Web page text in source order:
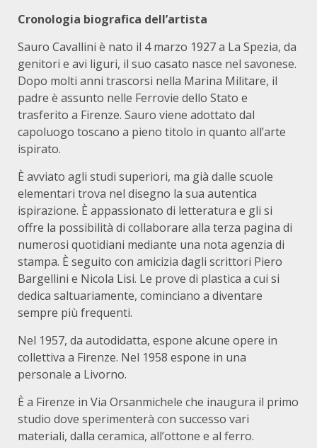
Cronologia biografica dell’artista
Sauro Cavallini è nato il 4 marzo 1927 a La Spezia, da
genitori e avi liguri, il suo casato nasce nel savonese.
Dopo molti anni trascorsi nella Marina Militare, il
padre è assunto nelle Ferrovie dello Stato e
trasferito a Firenze. Sauro viene adottato dal
capoluogo toscano a pieno titolo in quanto all’arte
ispirato.
È avviato agli studi superiori, ma già dalle scuole
elementari trova nel disegno la sua autentica
ispirazione. È appassionato di letteratura e gli si
offre la possibilità di collaborare alla terza pagina di
numerosi quotidiani mediante una nota agenzia di
stampa. È seguito con amicizia dagli scrittori Piero
Bargellini e Nicola Lisi. Le prove di plastica a cui si
dedica saltuariamente, cominciano a diventare
sempre più frequenti.
Nel 1957, da autodidatta, espone alcune opere in
collettiva a Firenze. Nel 1958 espone in una
personale a Livorno.
È a Firenze in Via Orsanmichele che inaugura il primo
studio dove sperimenterà con successo vari
materiali, dalla ceramica, all’ottone e al ferro.